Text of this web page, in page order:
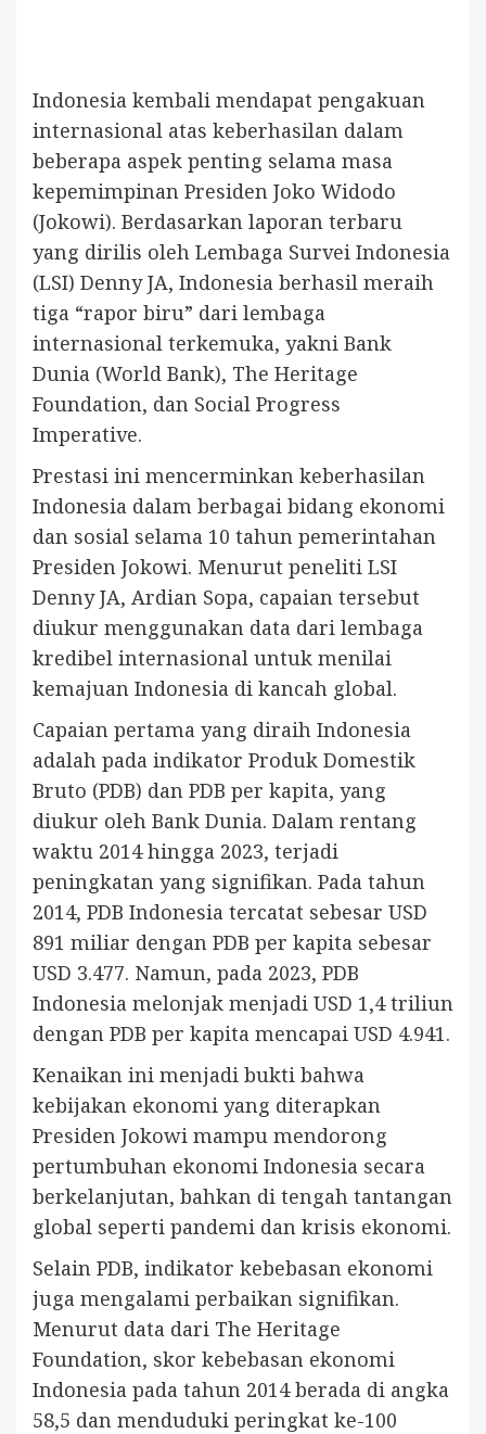
Indonesia kembali mendapat pengakuan
internasional atas keberhasilan dalam
beberapa aspek penting selama masa
kepemimpinan Presiden Joko Widodo
(Jokowi). Berdasarkan laporan terbaru
yang dirilis oleh Lembaga Survei Indonesia
(LSI) Denny JA, Indonesia berhasil meraih
tiga “rapor biru” dari lembaga
internasional terkemuka, yakni Bank
Dunia (World Bank), The Heritage
Foundation, dan Social Progress
Imperative.
Prestasi ini mencerminkan keberhasilan
Indonesia dalam berbagai bidang ekonomi
dan sosial selama 10 tahun pemerintahan
Presiden Jokowi. Menurut peneliti LSI
Denny JA, Ardian Sopa, capaian tersebut
diukur menggunakan data dari lembaga
kredibel internasional untuk menilai
kemajuan Indonesia di kancah global.
Capaian pertama yang diraih Indonesia
adalah pada indikator Produk Domestik
Bruto (PDB) dan PDB per kapita, yang
diukur oleh Bank Dunia. Dalam rentang
waktu 2014 hingga 2023, terjadi
peningkatan yang signifikan. Pada tahun
2014, PDB Indonesia tercatat sebesar USD
891 miliar dengan PDB per kapita sebesar
USD 3.477. Namun, pada 2023, PDB
Indonesia melonjak menjadi USD 1,4 triliun
dengan PDB per kapita mencapai USD 4.941.
Kenaikan ini menjadi bukti bahwa
kebijakan ekonomi yang diterapkan
Presiden Jokowi mampu mendorong
pertumbuhan ekonomi Indonesia secara
berkelanjutan, bahkan di tengah tantangan
global seperti pandemi dan krisis ekonomi.
Selain PDB, indikator kebebasan ekonomi
juga mengalami perbaikan signifikan.
Menurut data dari The Heritage
Foundation, skor kebebasan ekonomi
Indonesia pada tahun 2014 berada di angka
58,5 dan menduduki peringkat ke-100